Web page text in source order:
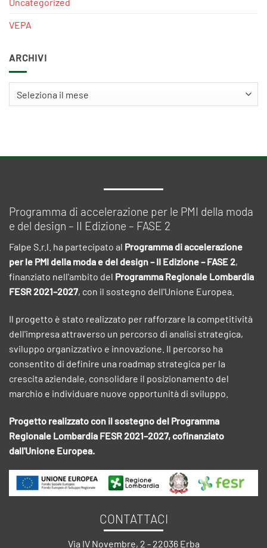
VEPA
ARCHIVI
Programma di accelerazione per le PMI della moda
e del design – II Edizione – FASE 2
Falpe S.r.l. ha partecipato al Programma di accelerazione
per le PMI della moda e del design – II Edizione – FASE 2,
finanziato nell'ambito del Programma Regionale Lombardia
FESR 2021–2027, con il sostegno dell'Unione Europea.
Il progetto è stato realizzato per rafforzare la competitività
dell'impresa attraverso un percorso di analisi strategica,
sviluppo organizzativo e innovazione. Il percorso ha
consentito di definire una roadmap strategica per la
crescita aziendale, consolidare il posizionamento del
marchio e individuare nuove opportunità di sviluppo.
Progetto realizzato con il sostegno del Programma
Regionale Lombardia FESR 2021–2027, cofinanziato
dall'Unione Europea.
CONTATTACI
Via IV Novembre, 2 - 22036 Erba